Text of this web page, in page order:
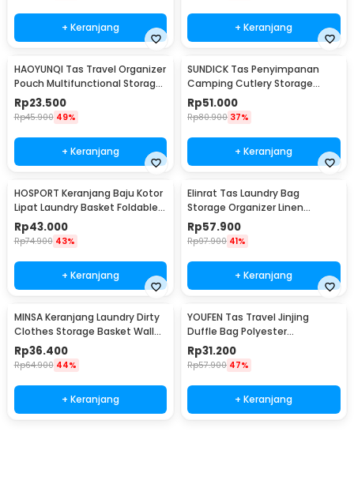
+ Keranjang + Keranjang
HAOYUNQI Tas Travel Organizer
Pouch Multifunctional Storage
Bag - XD130
Rp23.500
Rp45.900 49%
+ Keranjang
SUNDICK Tas Penyimpanan
Camping Cutlery Storage
Travel Waterproof - SD31
Rp51.000
Rp80.900 37%
+ Keranjang
HOSPORT Keranjang Baju Kotor
Lipat Laundry Basket Foldable
100L - H10
Rp43.000
Rp74.900 43%
+ Keranjang
Elinrat Tas Laundry Bag
Storage Organizer Linen
Foldable with Handle - E90
Rp57.900
Rp97.900 41%
+ Keranjang
MINSA Keranjang Laundry Dirty
Clothes Storage Basket Wall
Mounted - MSU29
Rp36.400
Rp64.900 44%
+ Keranjang
YOUFEN Tas Travel Jinjing
Duffle Bag Polyester
75x36x33cm - X75
Rp31.200
Rp57.900 47%
+ Keranjang